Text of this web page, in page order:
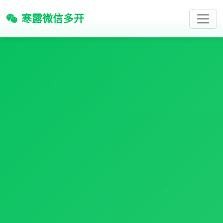
寒露微信多开